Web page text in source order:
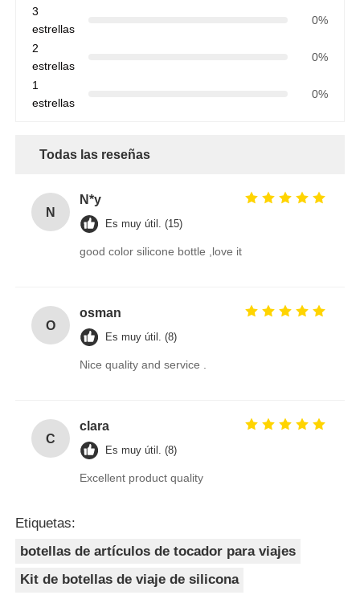
3
estrellas
0%
2
estrellas
0%
1
estrellas
0%
Todas las reseñas
N
N*y
Es muy útil. (15)
good color silicone bottle ,love it
O
osman
Es muy útil. (8)
Nice quality and service .
C
clara
Es muy útil. (8)
Excellent product quality
Etiquetas:
botellas de artículos de tocador para viajes
Kit de botellas de viaje de silicona